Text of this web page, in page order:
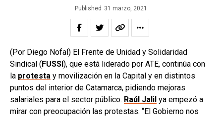
Published 31 marzo, 2021
(Por Diego Nofal) El Frente de Unidad y Solidaridad
Sindical ( FUSSI ), que está liderado por ATE, continúa con
la protesta y movilización en la Capital y en distintos
puntos del interior de Catamarca, pidiendo mejoras
salariales para el sector público. Raúl Jalil ya empezó a
mirar con preocupación las protestas. “El Gobierno nos